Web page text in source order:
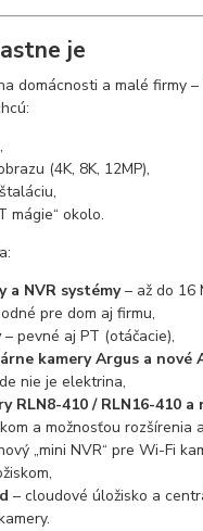
je
domácnosti a malé firmy
(4K, 8K, 12MP),
mágie“ okolo.
a NVR systémy– až do 16
pre dom aj firmu,
– pevné aj PT (otáčacie),
kamery Argus a nové
nie je elektrina,
RLN8-410 / RLN16-410 a
a možnosťou rozšírenia
„mini NVR“ pre Wi-Fi
– cloudové úložisko a